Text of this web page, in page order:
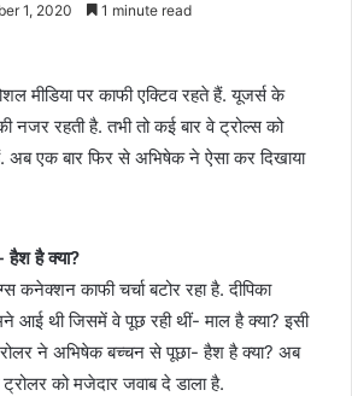
1, 2020 1 minute read
मीडिया पर काफी एक्टिव रहते हैं. यूजर्स के
रहती है. तभी तो कई बार वे ट्रोल्स को
अब एक बार फिर से अभिषेक ने ऐसा कर दिखाया
है क्या?
कनेक्शन काफी चर्चा बटोर रहा है. दीपिका
आई थी जिसमें वे पूछ रही थीं- माल है क्या? इसी
ने अभिषेक बच्चन से पूछा- हैश है क्या? अब
को मजेदार जवाब दे डाला है.